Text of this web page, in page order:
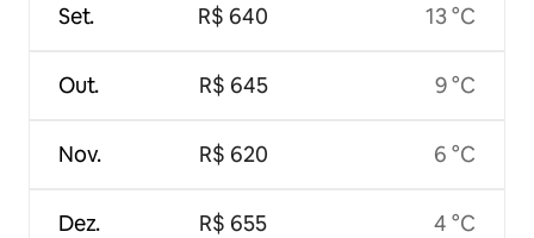
Set.
Out.
Nov.
Dez.
R$ 640
R$ 645
R$ 620
R$ 655
13 °C
9 °C
6 °C
4 °C